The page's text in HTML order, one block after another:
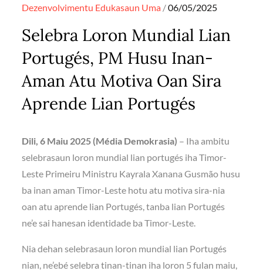
Dezenvolvimentu Edukasaun Uma Posted
06/05/2025
Selebra Loron Mundial Lian
Portugés, PM Husu Inan-
Aman Atu Motiva Oan Sira
Aprende Lian Portugés
Dili, 6 Maiu 2025 (Média Demokrasia) – Iha ambitu
selebrasaun loron mundial lian portugés iha Timor-
Leste Primeiru Ministru Kayrala Xanana Gusmão husu
ba inan aman Timor-Leste hotu atu motiva sira-nia
oan atu aprende lian Portugés, tanba lian Portugés
ne’e sai hanesan identidade ba Timor-Leste.
Nia dehan selebrasaun loron mundial lian Portugés
nian, ne’ebé selebra tinan-tinan iha loron 5 fulan maiu,